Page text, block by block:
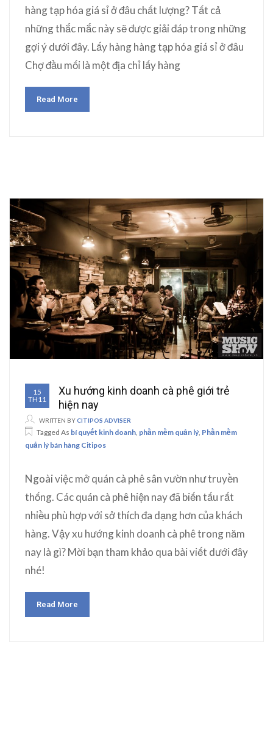
hàng tạp hóa giá sỉ ở đâu chất lượng? Tất cả
những thắc mắc này sẽ được giải đáp trong những
gợi ý dưới đây. Lấy hàng hàng tạp hóa giá sỉ ở đâu
Chợ đầu mối là một địa chỉ lấy hàng
Read More
15
TH11
Xu hướng kinh doanh cà phê giới trẻ
hiện nay
WRITTEN BYCITIPOS ADVISER
Tagged As bí quyết kinh doanh, phần mềm quản lý, Phần mềm
quản lý bán hàng Citipos
Ngoài việc mở quán cà phê sân vườn như truyền
thống. Các quán cà phê hiện nay đã biến tấu rất
nhiều phù hợp với sở thích đa dạng hơn của khách
hàng. Vậy xu hướng kinh doanh cà phê trong năm
nay là gì? Mời bạn tham khảo qua bài viết dưới đây
nhé!
Read More